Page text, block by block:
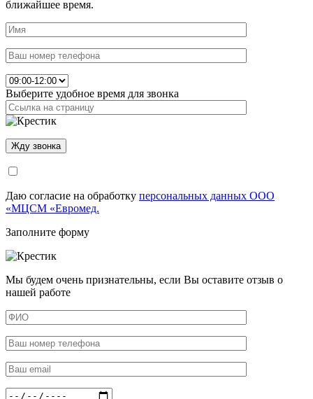
ближайшее время.
Выберите удобное время для звонка
Даю согласие на обработку персональных данных ООО
«МЦСМ «Евромед.
Заполните форму
Мы будем очень признательны, если Вы оставите отзыв о
нашей работе